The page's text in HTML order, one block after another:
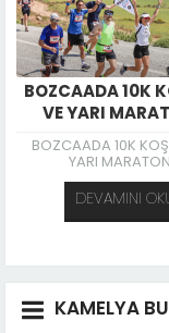
BOZCAADA 10K
VE YARI
BOZCAADA 10K
YARI
DEVAMINI
KAMELYA